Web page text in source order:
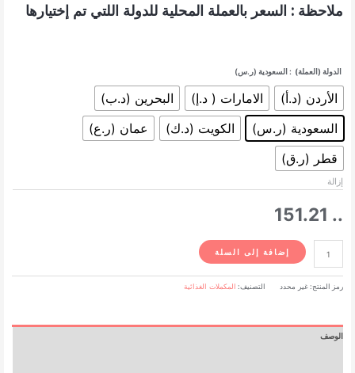
ملاحظة : السعر بالعملة المحلية للدولة اللتي تم إختيارها
الدولة (العملة) : السعودية (ر.س)
الأردن (د.أ) الامارات ( د.إ)
البحرين (د.ب)
السعودية (ر.س)
الكويت (د.ك)
عمان (ر.ع)
قطر (ر.ق)
إزالة
151.21 ..
أكتيف
إتش
60
إضافة إلى السلة
رمز المنتج:غير محدد التصنيف: المكملات الغذائية
الوصف